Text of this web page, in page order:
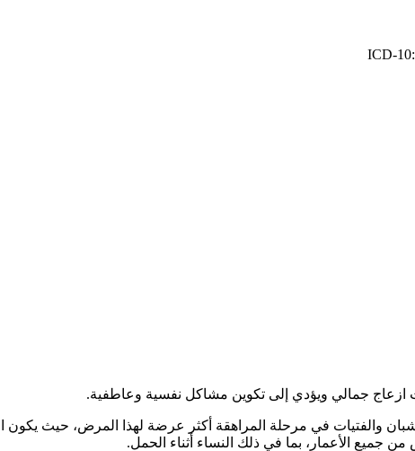
ازعاج جمالي ويؤدي إلى تكوين مشاكل نفسية وعاطفية.
جميع الأعمار، بما في ذلك النساء أثناء الحمل.